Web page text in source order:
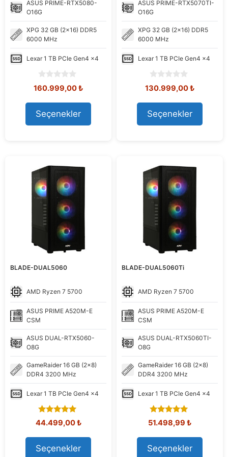
ASUS PRIME-RTX5080-
O16G
XPG 32 GB (2x16) DDR5
6000 MHz
Lexar 1 TB PCIe Gen4 x4
0
o
u
t
o
f
Orijinal
168.960,73 ₺.
160.999,00₺Şu
Seçenekler
ASUS PRIME-RTX5070TI-
O16G
XPG 32 GB (2x16) DDR5
6000 MHz
Lexar 1 TB PCIe Gen4 x4
0
o
u
t
o
f
Orijinal
149.176,40 ₺.
130.999,00₺Şu
Seçenekler
BLADE-DUAL5060
AMD Ryzen 7 5700
ASUS PRIME A520M-E
CSM
ASUS DUAL-RTX5060-
O8G
GameRaider 16 GB (2x8)
DDR4 3200 MHz
Lexar 1 TB PCIe Gen4 x4
5.00
out of 5
Orijinal
58.408,83 ₺.
44.499,00₺Şu
Seçenekler
BLADE-DUAL5060Ti
AMD Ryzen 7 5700
ASUS PRIME A520M-E
CSM
ASUS DUAL-RTX5060TI-
O8G
GameRaider 16 GB (2x8)
DDR4 3200 MHz
Lexar 1 TB PCIe Gen4 x4
5.00
out of 5
Orijinal
66.081,27 ₺.
51.498,99 ₺Şu
Seçenekler